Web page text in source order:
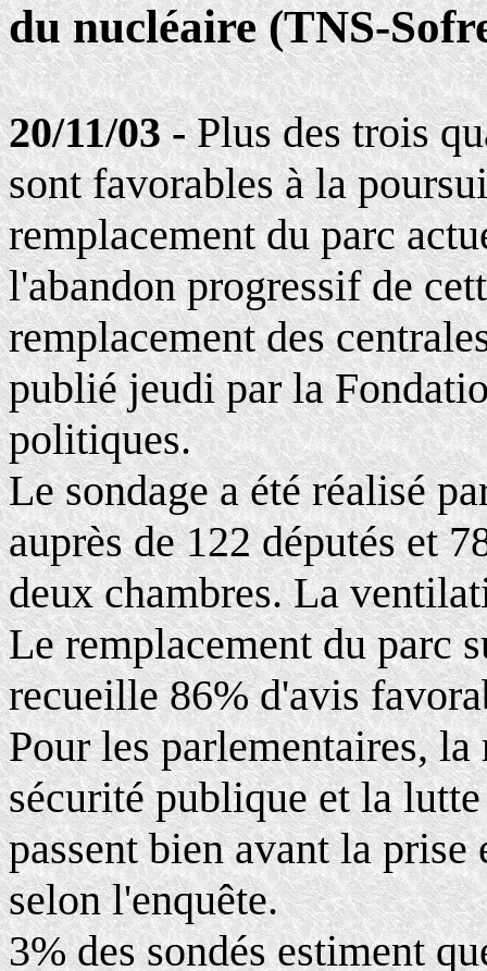
du nucléaire (TNS-
20/11/03 -Plus des trois
sont favorables à la
remplacement du parc
l'abandon progressif de
remplacement des
publié jeudi par la
politiques.
Le sondage a été réalisé
auprès de 122 députés et
deux chambres. La
Le remplacement du parc
recueille 86% d'avis
Pour les parlementaires,
sécurité publique et la
passent bien avant la
selon l'enquête.
3% des sondés estiment